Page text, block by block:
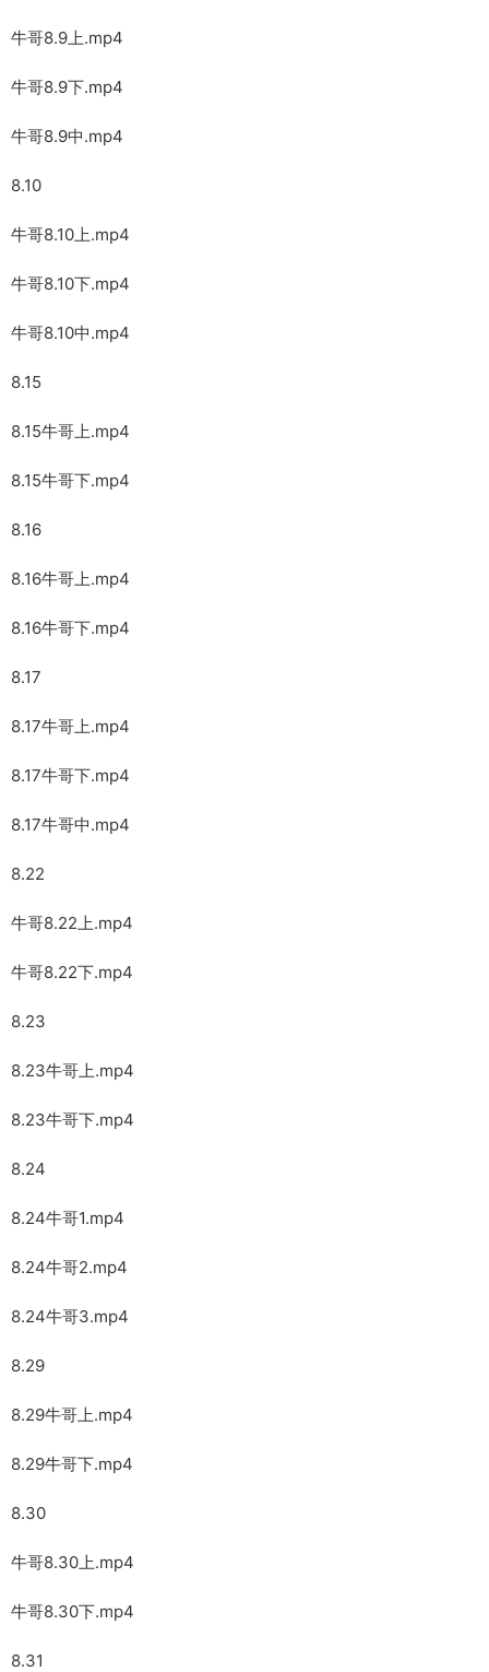
牛哥8.9上.mp4
牛哥8.9下.mp4
牛哥8.9中.mp4
8.10
牛哥8.10上.mp4
牛哥8.10下.mp4
牛哥8.10中.mp4
8.15
8.15牛哥上.mp4
8.15牛哥下.mp4
8.16
8.16牛哥上.mp4
8.16牛哥下.mp4
8.17
8.17牛哥上.mp4
8.17牛哥下.mp4
8.17牛哥中.mp4
8.22
牛哥8.22上.mp4
牛哥8.22下.mp4
8.23
8.23牛哥上.mp4
8.23牛哥下.mp4
8.24
8.24牛哥1.mp4
8.24牛哥2.mp4
8.24牛哥3.mp4
8.29
8.29牛哥上.mp4
8.29牛哥下.mp4
8.30
牛哥8.30上.mp4
牛哥8.30下.mp4
8.31